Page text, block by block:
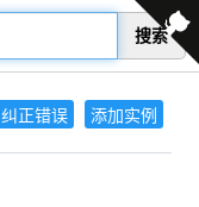
搜索
纠正错误 添加实例